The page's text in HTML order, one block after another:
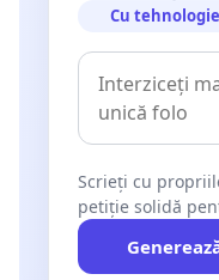
Cu
Scrieți cu
petiție solidă